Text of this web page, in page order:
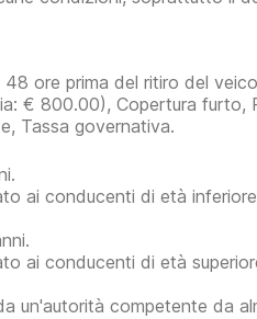
ore prima del ritiro del
€ 800.00), Copertura furto,
Tassa governativa.
ai conducenti di età
ai conducenti di età
un'autorità competente da